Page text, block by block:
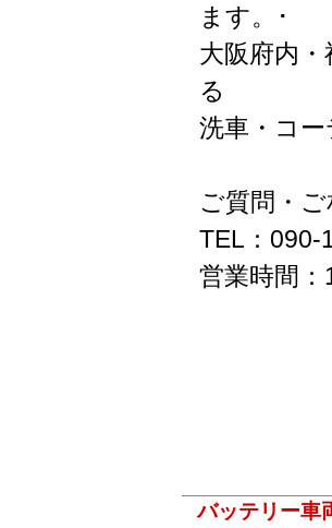
ます。･
大阪府内
る
洗車・コ
ご質問・
TEL：090-
営業時間
バッテリー車